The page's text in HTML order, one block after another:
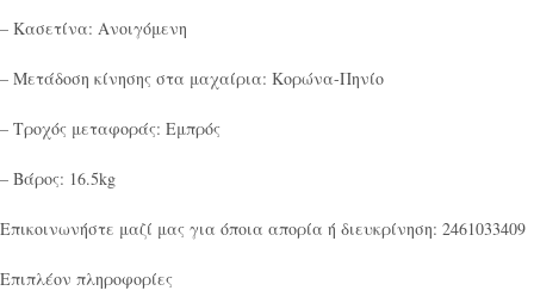
– Κασετίνα: Ανοιγόμενη
– Μετάδοση κίνησης στα μαχαίρια: Κορώνα-Πηνίο
– Τροχός μεταφοράς: Εμπρός
– Βάρος: 16.5kg
Επικοινωνήστε μαζί μας για όποια απορία ή διευκρίνηση: 2461033409
Επιπλέον πληροφορίες